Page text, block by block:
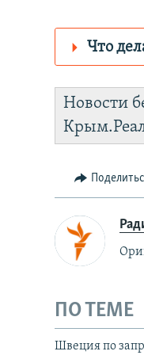
Что
Telegram
Новости
ПО ТЕМЕ
Швеция по